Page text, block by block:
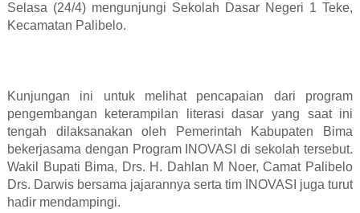
Selasa (24/4) mengunjungi Sekolah Dasar Negeri 1 Teke,
Kecamatan Palibelo.
Kunjungan ini untuk melihat pencapaian dari program
pengembangan keterampilan literasi dasar yang saat ini
tengah dilaksanakan oleh Pemerintah Kabupaten Bima
bekerjasama dengan Program INOVASI di sekolah tersebut.
Wakil Bupati Bima, Drs. H. Dahlan M Noer, Camat Palibelo
Drs. Darwis bersama jajarannya serta tim INOVASI juga turut
hadir mendampingi.